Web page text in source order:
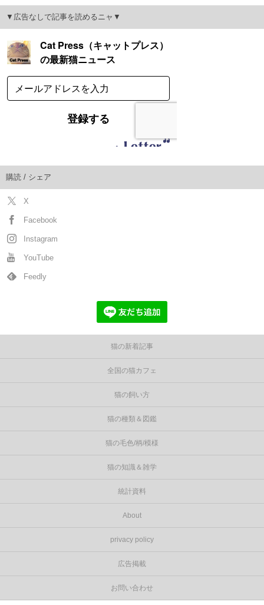
▼広告なしで記事を読めるニャ▼
購読 / シェア
X
Facebook
Instagram
YouTube
Feedly
猫の新着記事
全国の猫カフェ
猫の飼い方
猫の種類＆図鑑
猫の毛色/柄/模様
猫の知識＆雑学
統計資料
About
privacy policy
広告掲載
お問い合わせ